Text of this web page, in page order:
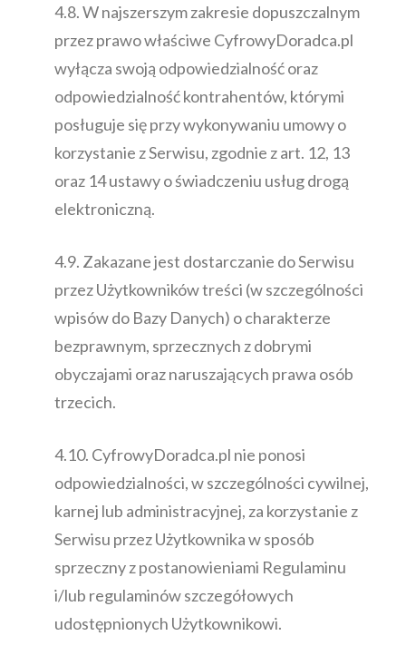
4.8. W najszerszym zakresie dopuszczalnym
przez prawo właściwe CyfrowyDoradca.pl
wyłącza swoją odpowiedzialność oraz
odpowiedzialność kontrahentów, którymi
posługuje się przy wykonywaniu umowy o
korzystanie z Serwisu, zgodnie z art. 12, 13
oraz 14 ustawy o świadczeniu usług drogą
elektroniczną.
4.9. Zakazane jest dostarczanie do Serwisu
przez Użytkowników treści (w szczególności
wpisów do Bazy Danych) o charakterze
bezprawnym, sprzecznych z dobrymi
obyczajami oraz naruszających prawa osób
trzecich.
4.10. CyfrowyDoradca.pl nie ponosi
odpowiedzialności, w szczególności cywilnej,
karnej lub administracyjnej, za korzystanie z
Serwisu przez Użytkownika w sposób
sprzeczny z postanowieniami Regulaminu
i/lub regulaminów szczegółowych
udostępnionych Użytkownikowi.